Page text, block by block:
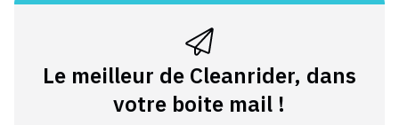
Le meilleur de Cleanrider, dans
votre boite mail !